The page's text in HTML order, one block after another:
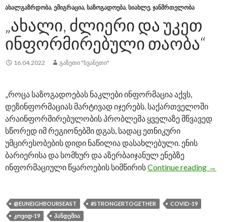
ᲐᲮᲐᲚᲒᲐᲖᲠᲓᲝᲑᲐ, ᲔᲛᲘᲒᲠᲐᲪᲘᲐ, ᲡᲐᲖᲝᲒᲐᲓᲝᲔᲑᲐ, ᲡᲘᲐᲮᲚᲔ, ᲯᲐᲜᲛᲠᲗᲔᲚᲝᲑᲐ
„ᲐᲮᲐᲚᲘ, ᲫᲚᲘᲔᲠᲘ ᲓᲐ ᲣᲙᲔᲗ
ᲘᲜᲤᲝᲠᲛᲘᲠᲔᲑᲣᲚᲘ ᲗᲐᲝᲑᲐ“
16.04.2022 ᲒᲐᲖᲔᲗᲘ "ᲡᲕᲐᲜᲔᲗᲘ"
„როცა საზოგადოებას ნაკლები ინფორმაცია აქვს,
დეზინფორმაციას მარტივად იჯერებს. საქართველოში
არაინფორმირებულობის პრობლემა ყველაზე მწვავედ
სწორედ იმ რეგიონებში დგას, სადაც ეთნიკური
უმცირესობების დიდი ნაწილია დასახლებული. ენის
ბარიერისა და სომხურ და აზერბაიჯანულ ენებზე
ინფორმაციული წყაროების სიმწირისContinue reading →
@EUNEIGHBOURSEAST #STRONGERTOGETHER
COVID-19
ᲙᲝᲕᲘᲓ-19
ᲞᲐᲜᲓᲔᲛᲘᲐ